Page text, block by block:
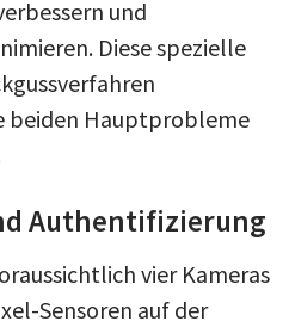
und
Diese spezielle
beiden Hauptprobleme
Authentifizierung
vier Kameras
Sensoren auf der